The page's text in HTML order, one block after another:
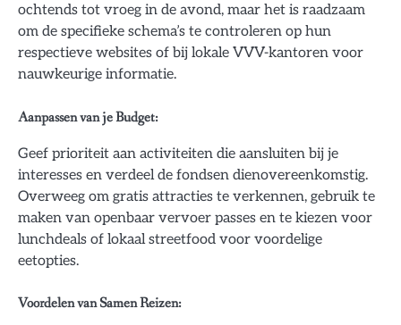
ochtends tot vroeg in de avond, maar het is raadzaam
om de specifieke schema’s te controleren op hun
respectieve websites of bij lokale VVV-kantoren voor
nauwkeurige informatie.
Aanpassen van je Budget:
Geef prioriteit aan activiteiten die aansluiten bij je
interesses en verdeel de fondsen dienovereenkomstig.
Overweeg om gratis attracties te verkennen, gebruik te
maken van openbaar vervoer passes en te kiezen voor
lunchdeals of lokaal streetfood voor voordelige
eetopties.
Voordelen van Samen Reizen: